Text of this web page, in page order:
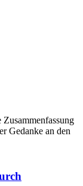
Gedanke an den